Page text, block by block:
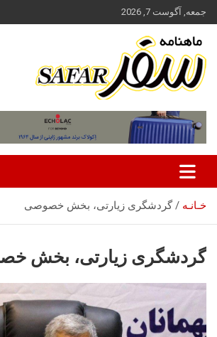
محتوا
بروید
جمعه, آگوست 7, 2026
سفر آنلاین
خـانـه گردشگری زیارتی، بخش خصوصی
گردشگری زیارتی، بخش